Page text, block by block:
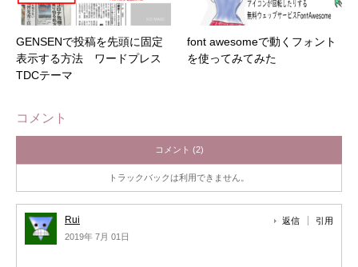
GENSENで投稿を先頭に固定
表示する方法 ワードプレス
TDCテーマ
font awesomeで動くフォント
を使ってみてみた
コメント
コメント (2)
トラックバックは利用できません。
Rui
2019年 7月 01日
返信 引用